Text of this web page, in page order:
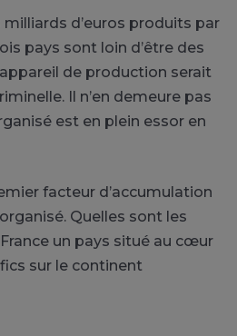
d’euros produits par
pays sont loin d’être des
de production serait
Il n’en demeure pas
est en plein essor en
facteur d’accumulation
Quelles sont les
un pays situé au cœur
sur le continent